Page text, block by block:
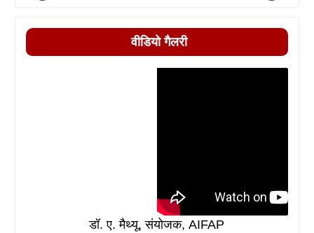
वीडियो गैलरी
डॉ. ए. मैथ्यू, संयोजक, AIFAP